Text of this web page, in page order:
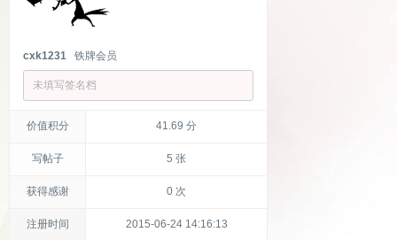
cxk1231 铁牌会员
未填写签名档
价值积分 41.69 分
写帖子 5 张
获得感谢 0 次
注册时间 2015-06-24 14:16:13